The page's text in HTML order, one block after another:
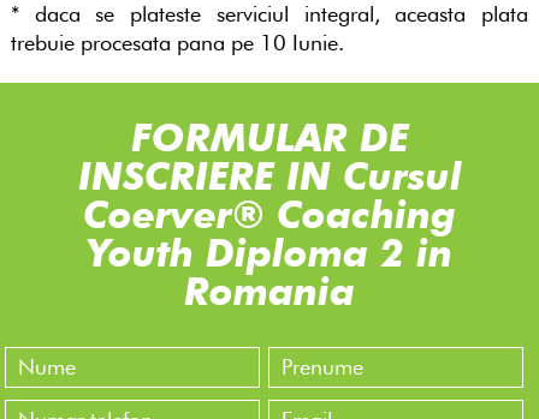
* daca se plateste serviciul integral, aceasta plata
trebuie procesata pana pe 10 Iunie.
FORMULAR DE
INSCRIERE IN Cursul
Coerver® Coaching
Youth Diploma 2 in
Romania